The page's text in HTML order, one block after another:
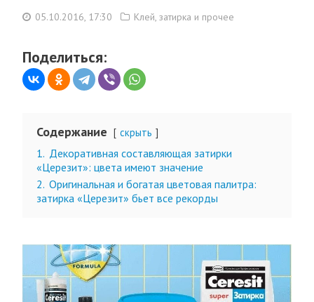
05.10.2016, 17:30 Клей, затирка и прочее
Поделиться:
Содержание скрыть
1. Декоративная составляющая затирки
«Церезит»: цвета имеют значение
2. Оригинальная и богатая цветовая палитра:
затирка «Церезит» бьет все рекорды